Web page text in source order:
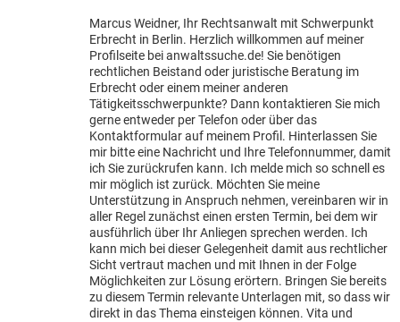
Marcus Weidner, Ihr Rechtsanwalt mit Schwerpunkt
Erbrecht in Berlin. Herzlich willkommen auf meiner
Profilseite bei anwaltssuche.de! Sie benötigen
rechtlichen Beistand oder juristische Beratung im
Erbrecht oder einem meiner anderen
Tätigkeitsschwerpunkte? Dann kontaktieren Sie mich
gerne entweder per Telefon oder über das
Kontaktformular auf meinem Profil. Hinterlassen Sie
mir bitte eine Nachricht und Ihre Telefonnummer, damit
ich Sie zurückrufen kann. Ich melde mich so schnell es
mir möglich ist zurück. Möchten Sie meine
Unterstützung in Anspruch nehmen, vereinbaren wir in
aller Regel zunächst einen ersten Termin, bei dem wir
ausführlich über Ihr Anliegen sprechen werden. Ich
kann mich bei dieser Gelegenheit damit aus rechtlicher
Sicht vertraut machen und mit Ihnen in der Folge
Möglichkeiten zur Lösung erörtern. Bringen Sie bereits
zu diesem Termin relevante Unterlagen mit, so dass wir
direkt in das Thema einsteigen können. Vita und